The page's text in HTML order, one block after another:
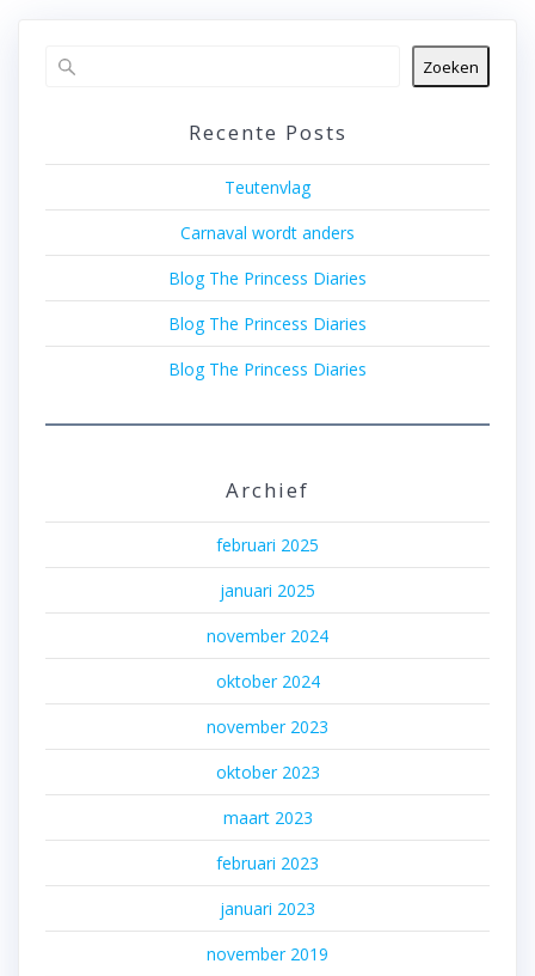
Zoeken
Recente Posts
Teutenvlag
Carnaval wordt anders
Blog The Princess Diaries
Blog The Princess Diaries
Blog The Princess Diaries
Archief
februari 2025
januari 2025
november 2024
oktober 2024
november 2023
oktober 2023
maart 2023
februari 2023
januari 2023
november 2019